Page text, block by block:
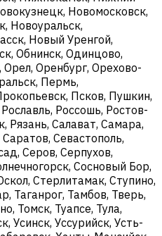
Новомосковск,
Новоуральск,
Новый Уренгой,
Обнинск, Одинцово,
Оренбург, Орехово-
Пермь,
Псков, Пушкин,
Россошь, Ростов-
Рязань, Салават, Самара,
Севастополь,
Серов, Серпухов,
Сосновый Бор,
Стерлитамак, Ступино,
Таганрог, Тамбов, Тверь,
Томск, Туапсе, Тула,
Усинск, Уссурийск, Усть-